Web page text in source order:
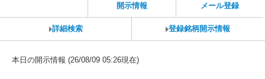
開示情報
メール登録
詳細検索 登録銘柄開示情報
本日の開示情報 (26/08/09 05:26現在)